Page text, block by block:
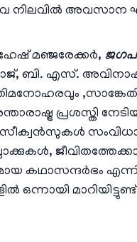
നിലവിൽ അവസാന
മഞ്ജരേക്കർ,
ബി. എസ്.
പ്രശസ്തി
കഥാസന്ദർഭം
ഒന്നായി